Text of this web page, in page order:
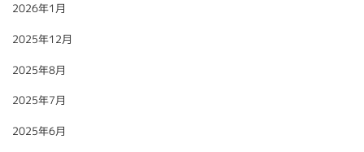
2026年1月
2025年12月
2025年8月
2025年7月
2025年6月